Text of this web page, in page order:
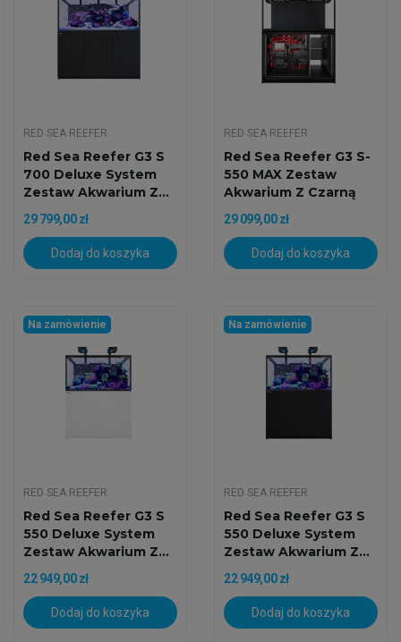
RED SEA REEFER
Red Sea Reefer G3 S
700 Deluxe System
Zestaw Akwarium Z...
29 799,00 zł
Dodaj do koszyka
RED SEA REEFER
Red Sea Reefer G3 S-
550 MAX Zestaw
Akwarium Z Czarną
Szafką
29 099,00 zł
Dodaj do koszyka
Na zamówienie
RED SEA REEFER
Red Sea Reefer G3 S
550 Deluxe System
Zestaw Akwarium Z...
22 949,00 zł
Dodaj do koszyka
Na zamówienie
RED SEA REEFER
Red Sea Reefer G3 S
550 Deluxe System
Zestaw Akwarium Z...
22 949,00 zł
Dodaj do koszyka